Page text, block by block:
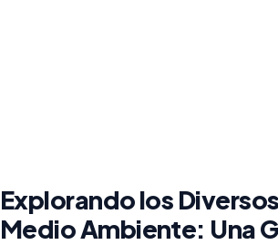
Explorando los
Medio Ambiente: Una